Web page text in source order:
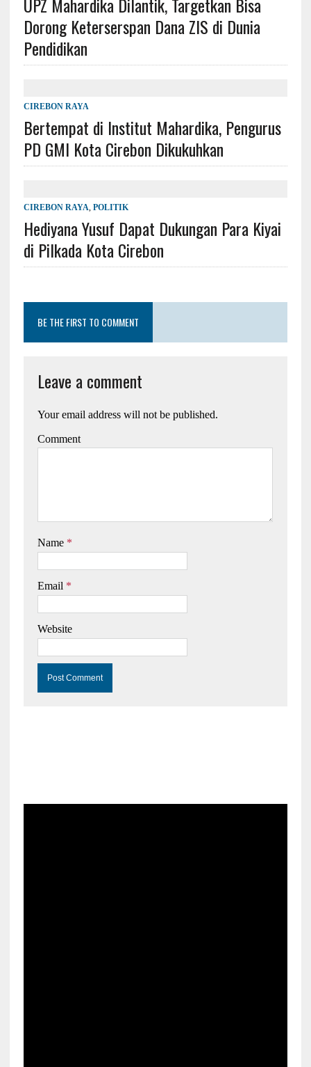
Dorong Keterserspan Dana ZIS di Dunia
Pendidikan
CIREBON RAYA
Bertempat di Institut Mahardika, Pengurus
PD GMI Kota Cirebon Dikukuhkan
CIREBON RAYA POLITIK
Hediyana Yusuf Dapat Dukungan Para Kiyai
di Pilkada Kota Cirebon
BE THE FIRST TO COMMENT
Leave a comment
Your email address will not be published.
Comment
Name *
Email *
Website